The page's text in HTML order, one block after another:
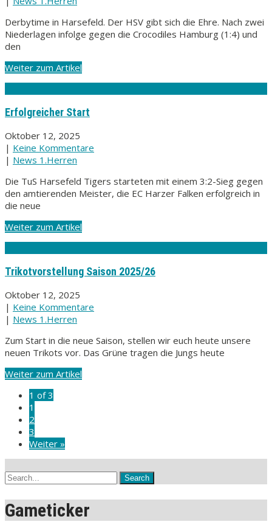
Derbytime in Harsefeld. Der HSV gibt sich die Ehre. Nach zwei
Niederlagen infolge gegen die Crocodiles Hamburg (1:4) und
den
Weiter zum Artikel
Erfolgreicher Start
Oktober 12, 2025
| Keine Kommentare
| News 1.Herren
Die TuS Harsefeld Tigers starteten mit einem 3:2-Sieg gegen
den amtierenden Meister, die EC Harzer Falken erfolgreich in
die neue
Weiter zum Artikel
Trikotvorstellung Saison 2025/26
Oktober 12, 2025
| Keine Kommentare
| News 1.Herren
Zum Start in die neue Saison, stellen wir euch heute unsere
neuen Trikots vor. Das Grüne tragen die Jungs heute
Weiter zum Artikel
1 of 3
1
2
3
Weiter »
Gameticker